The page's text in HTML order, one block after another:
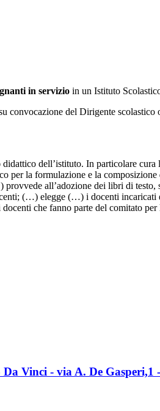
in servizio in un Istituto
convocazione del Dirigente
dell’istituto. In particolare
per la formulazione e la
all’adozione dei libri di
(…) elegge (…) i docenti incaricati
che fanno parte del comitato
Vinci - via A. De Gasperi,1